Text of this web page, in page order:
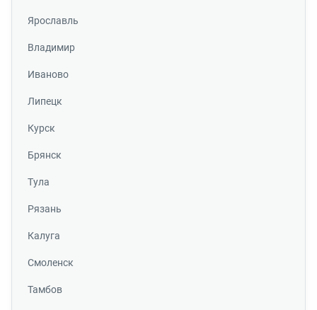
Ярославль
Владимир
Иваново
Липецк
Курск
Брянск
Тула
Рязань
Калуга
Смоленск
Тамбов